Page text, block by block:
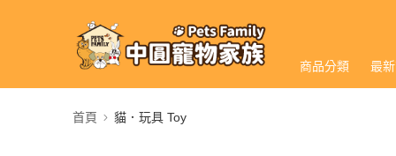
商品分類 最
首頁 貓．玩具 Toy